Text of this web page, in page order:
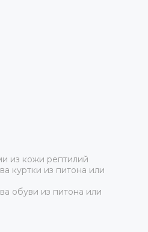
из кожи рептилий
куртки из питона или
обуви из питона или